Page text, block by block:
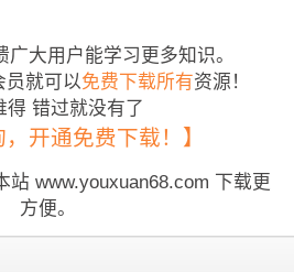
广大用户能学习更多知识。
员就可以免费下载所有资源！
得 错过就没有了
，开通免费下载！】
站 www.youxuan68.com 下载更
方便。